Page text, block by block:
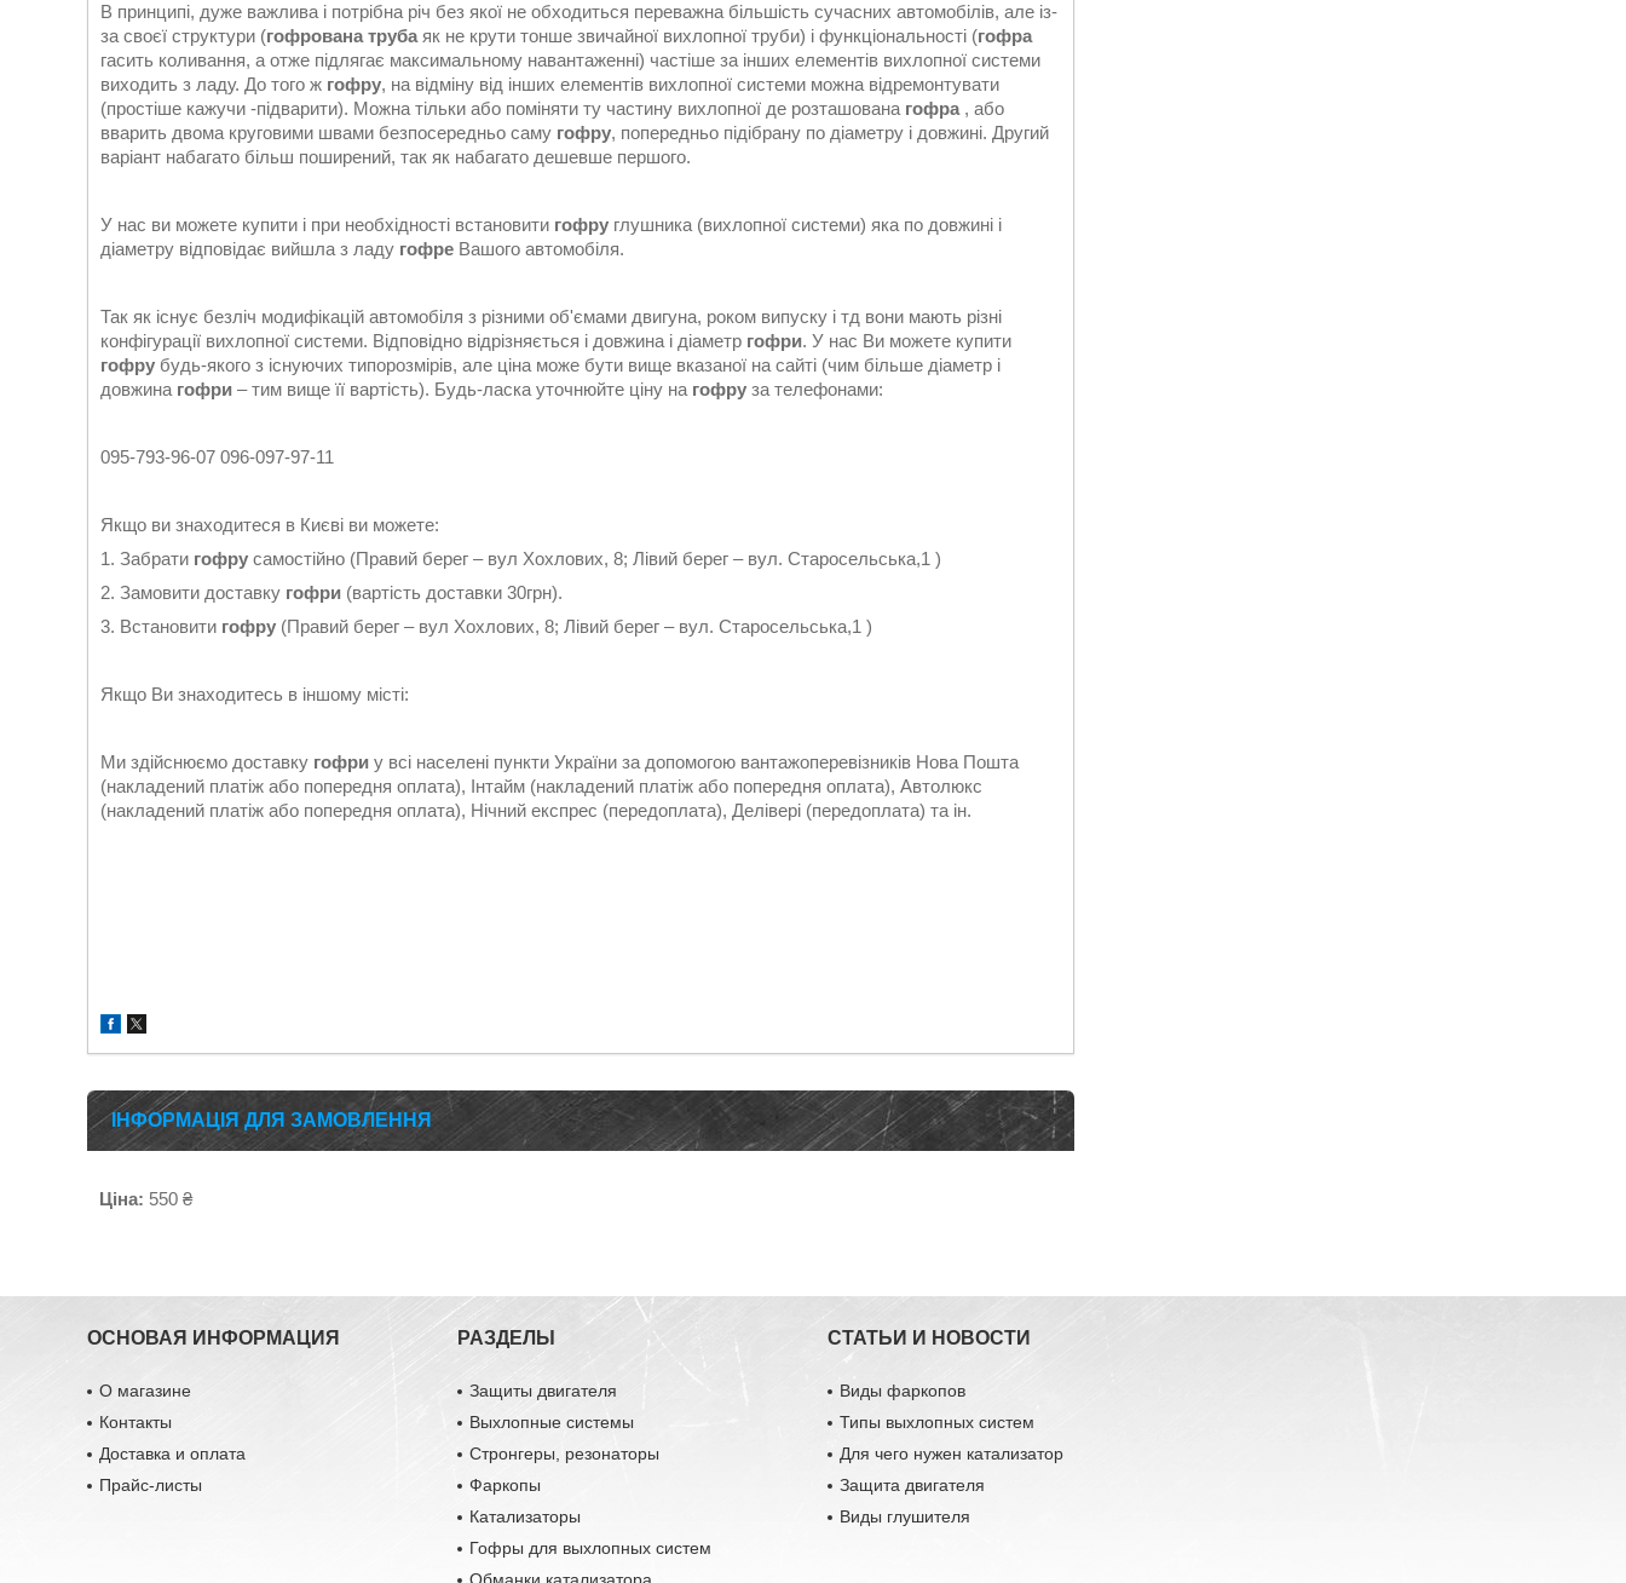
В принципі, дуже важлива і потрібна річ без якої не обходиться переважна більшість сучасних автомобілів, але із-
за своєї структури (гофрована труба як не крути тонше звичайної вихлопної труби) і функціональності (гофра
гасить коливання, а отже підлягає максимальному навантаженні) частіше за інших елементів вихлопної системи
виходить з ладу. До того ж гофру, на відміну від інших елементів вихлопної системи можна відремонтувати
(простіше кажучи -підварити). Можна тільки або поміняти ту частину вихлопної де розташована гофра , або
вварить двома круговими швами безпосередньо саму гофру, попередньо підібрану по діаметру і довжині. Другий
варіант набагато більш поширений, так як набагато дешевше першого.
У нас ви можете купити і при необхідності встановити гофру глушника (вихлопної системи) яка по довжині і
діаметру відповідає вийшла з ладу гофре Вашого автомобіля.
Так як існує безліч модифікацій автомобіля з різними об'ємами двигуна, роком випуску і тд вони мають різні
конфігурації вихлопної системи. Відповідно відрізняється і довжина і діаметр гофри. У нас Ви можете купити
гофру будь-якого з існуючих типорозмірів, але ціна може бути вище вказаної на сайті (чим більше діаметр і
довжина гофри – тим вище її вартість). Будь-ласка уточнюйте ціну на гофру за телефонами:
095-793-96-07 096-097-97-11
Якщо ви знаходитеся в Києві ви можете:
1. Забрати гофру самостійно (Правий берег – вул Хохлових, 8; Лівий берег – вул. Старосельська,1 )
2. Замовити доставку гофри (вартість доставки 30грн).
3. Встановити гофру (Правий берег – вул Хохлових, 8; Лівий берег – вул. Старосельська,1 )
Якщо Ви знаходитесь в іншому місті:
Ми здійснюємо доставку гофри у всі населені пункти України за допомогою вантажоперевізників Нова Пошта
(накладений платіж або попередня оплата), Інтайм (накладений платіж або попередня оплата), Автолюкс
(накладений платіж або попередня оплата), Нічний експрес (передоплата), Делівері (передоплата) та ін.
ІНФОРМАЦІЯ ДЛЯ ЗАМОВЛЕННЯ
Ціна: 550 ₴
ОСНОВАЯ ИНФОРМАЦИЯ
О магазине
Контакты
Доставка и оплата
Прайс-листы
РАЗДЕЛЫ
Защиты двигателя
Выхлопные системы
Стронгеры, резонаторы
Фаркопы
Катализаторы
Гофры для выхлопных систем
СТАТЬИ И НОВОСТИ
Виды фаркопов
Типы выхлопных систем
Для чего нужен катализатор
Защита двигателя
Виды глушителя